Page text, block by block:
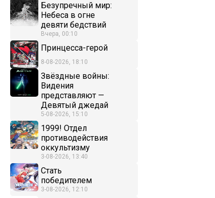
Безупречный мир:
Небеса в огне
девяти бедствий
Вчера, 00:10
Принцесса-герой
8-08-2026, 18:10
Звёздные войны:
Видения
представляют —
Девятый джедай
5-08-2026, 15:10
1999! Отдел
противодействия
оккультизму
3-08-2026, 13:40
Стать
победителем
3-08-2026, 12:10